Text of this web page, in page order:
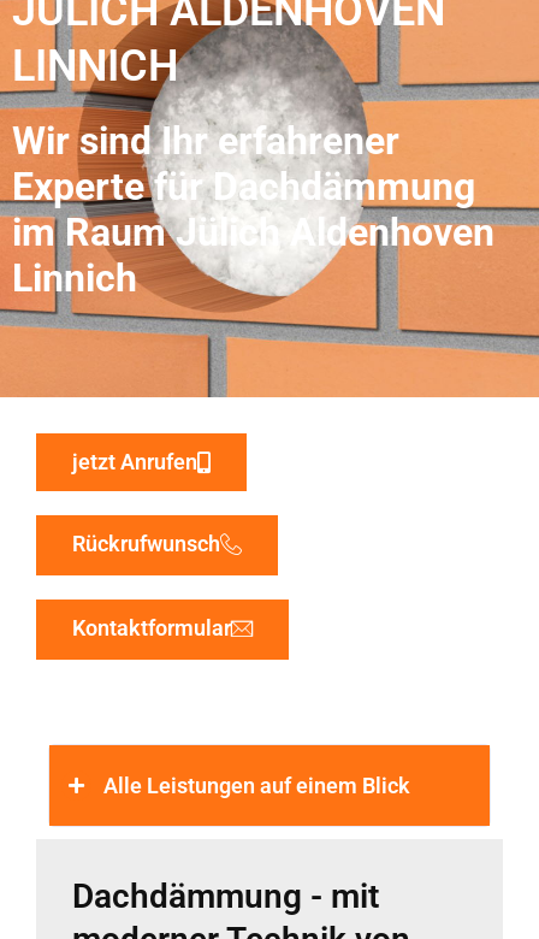
JÜLICH ALDENHOVEN
LINNICH
Wir sind Ihr erfahrener
Experte für Dachdämmung
im Raum Jülich Aldenhoven
Linnich
jetzt Anrufen
Rückrufwunsch
Kontaktformular
Alle Leistungen auf einem Blick
Dachdämmung - mit